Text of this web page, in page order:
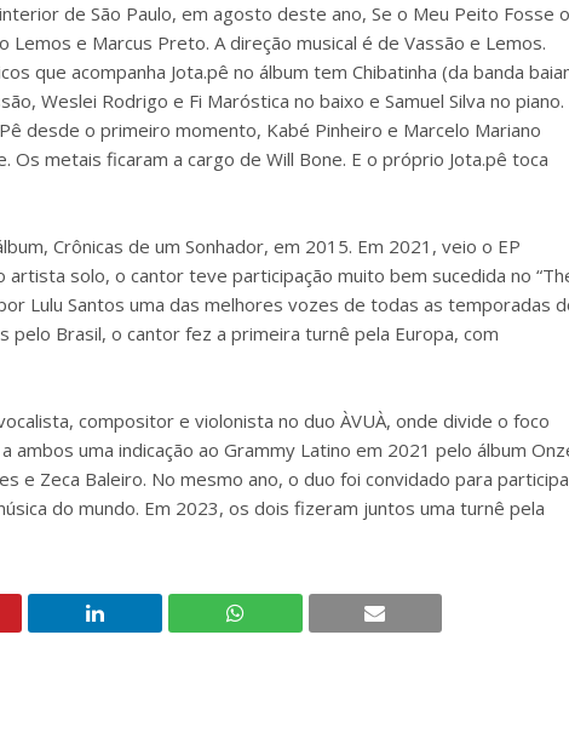
de São Paulo, em agosto deste ano, Se o Meu Peito Fosse o
e Marcus Preto. A direção musical é de Vassão e Lemos.
que acompanha Jota.pê no álbum tem Chibatinha (da banda
Weslei Rodrigo e Fi Maróstica no baixo e Samuel Silva no piano.
desde o primeiro momento, Kabé Pinheiro e Marcelo Mariano
metais ficaram a cargo de Will Bone. E o próprio Jota.pê toca
Crônicas de um Sonhador, em 2015. Em 2021, veio o EP
artista solo, o cantor teve participação muito bem sucedida no
Lulu Santos uma das melhores vozes de todas as temporadas
Brasil, o cantor fez a primeira turnê pela Europa, com
compositor e violonista no duo ÀVUÀ, onde divide o foco
ambos uma indicação ao Grammy Latino em 2021 pelo álbum
e Zeca Baleiro. No mesmo ano, o duo foi convidado para
do mundo. Em 2023, os dois fizeram juntos uma turnê pela